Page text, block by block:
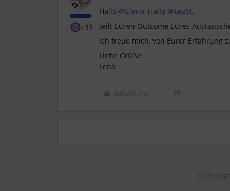
+33
Hallo @Elena, Hallo @LeaSt,
teilt Euren Outcome Eures
Ich freue mich, von Eurer Erfahrung
Liebe Grüße
Lena
Gefällt mir